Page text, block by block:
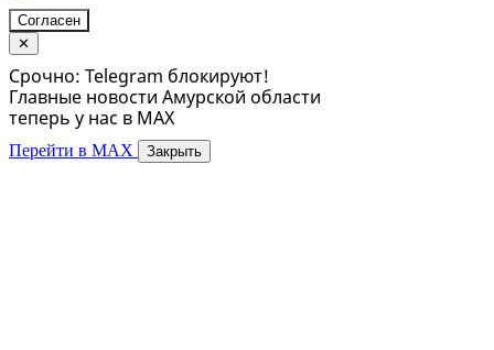
Согласен
✕
Срочно: Telegram блокируют!
Главные новости Амурской области
теперь у нас в MAX
Перейти в MAX Закрыть